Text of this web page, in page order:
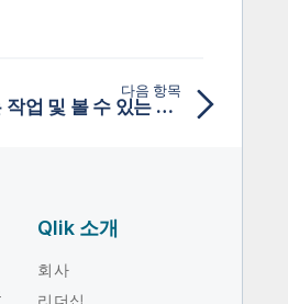
다음 항목
에서 수행할 수 있는 작업 및 볼 수 있는 내용Qlik Sense
Qlik 소개
회사
리더십